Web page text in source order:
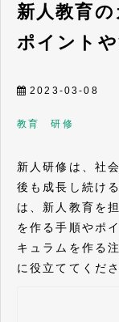
新人教育
ポイント
2023-03-08
教育 研修
新人研修は、社
後も成長し続け
は、新人教育を
を作る手順やポ
キュラムを作る
に役立ててくださ